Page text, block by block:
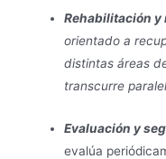
Rehabilitación
orientado a
distintas áreas
transcurre
Evaluación y
evalúa